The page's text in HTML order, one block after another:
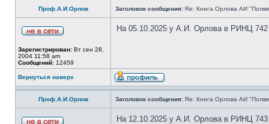
Проф.А.И.Орлов Заголовок сообщения: Re: Книга Орлова АИ
Зарегистрирован: Вт сен 28,
2004 11:58 am
Сообщений: 12459
На 05.10.2025 у А.И. Орлова в РИНЦ 742
Вернуться наверх
Проф.А.И.Орлов Заголовок сообщения: Re: Книга Орлова АИ
На 12.10.2025 у А.И. Орлова в РИНЦ 743